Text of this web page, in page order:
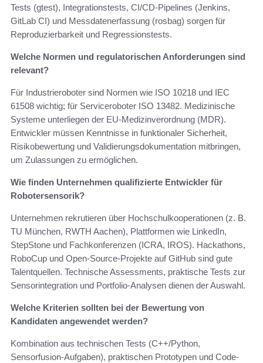
Tests (gtest), Integrationstests, CI/CD-Pipelines (Jenkins,
GitLab CI) und Messdatenerfassung (rosbag) sorgen für
Reproduzierbarkeit und Regressionstests.
Welche Normen und regulatorischen Anforderungen sind
relevant?
Für Industrieroboter sind Normen wie ISO 10218 und IEC
61508 wichtig; für Serviceroboter ISO 13482. Medizinische
Systeme unterliegen der EU-Medizinverordnung (MDR).
Entwickler müssen Kenntnisse in funktionaler Sicherheit,
Risikobewertung und Validierungsdokumentation mitbringen,
um Zulassungen zu ermöglichen.
Wie finden Unternehmen qualifizierte Entwickler für
Robotersensorik?
Unternehmen rekrutieren über Hochschulkooperationen (z. B.
TU München, RWTH Aachen), Plattformen wie LinkedIn,
StepStone und Fachkonferenzen (ICRA, IROS). Hackathons,
RoboCup und Open-Source-Projekte auf GitHub sind gute
Talentquellen. Technische Assessments, praktische Tests zur
Sensorintegration und Portfolio-Analysen dienen der Auswahl.
Welche Kriterien sollten bei der Bewertung von
Kandidaten angewendet werden?
Kombination aus technischen Tests (C++/Python,
Sensorfusion-Aufgaben), praktischen Prototypen und Code-